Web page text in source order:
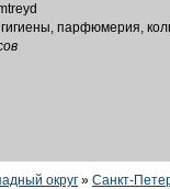
парфюмерия,
округ » Санкт-